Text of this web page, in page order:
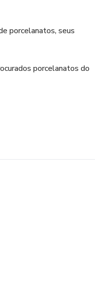
porcelanatos, seus
porcelanatos do